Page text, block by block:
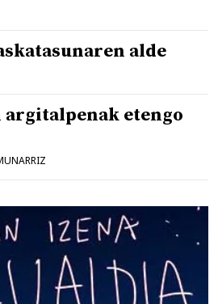
alde
argitalpenak etengo